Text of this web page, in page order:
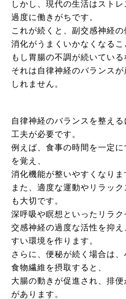
しかし、現代の生活はスト
過度に働きがちです。
これが続くと、副交感神経の
消化がうまくいかなくなるこ
もし胃腸の不調が続いている
それは自律神経のバランス
しれません。
自律神経のバランスを整え
工夫が必要です。
例えば、食事の時間を一定
を覚え、
消化機能が整いやすくなりま
また、適度な運動やリラッ
も大切です。
深呼吸や瞑想といったリラク
交感神経の過度な活性を抑
すい環境を作ります。
さらに、便秘が続く場合は
食物繊維を摂取すると、
大腸の動きが促進され、排
があります。